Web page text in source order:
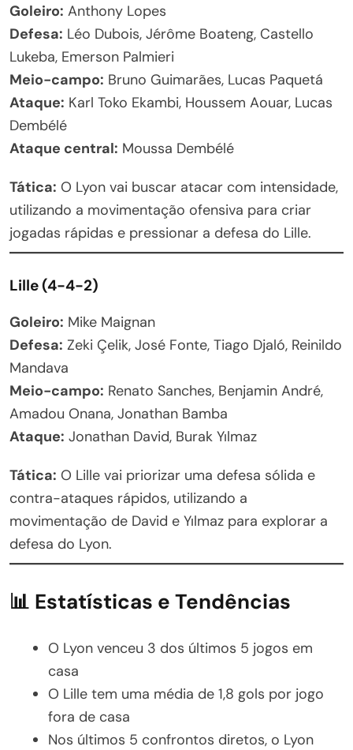
Goleiro: Anthony Lopes
Defesa: Léo Dubois, Jérôme Boateng, Castello
Lukeba, Emerson Palmieri
Meio-campo: Bruno Guimarães, Lucas Paquetá
Ataque: Karl Toko Ekambi, Houssem Aouar, Lucas
Dembélé
Ataque central: Moussa Dembélé
Tática: O Lyon vai buscar atacar com intensidade,
utilizando a movimentação ofensiva para criar
jogadas rápidas e pressionar a defesa do Lille.
Lille (4-4-2)
Goleiro: Mike Maignan
Defesa: Zeki Çelik, José Fonte, Tiago Djaló, Reinildo
Mandava
Meio-campo: Renato Sanches, Benjamin André,
Amadou Onana, Jonathan Bamba
Ataque: Jonathan David, Burak Yılmaz
Tática: O Lille vai priorizar uma defesa sólida e
contra-ataques rápidos, utilizando a
movimentação de David e Yılmaz para explorar a
defesa do Lyon.
📊 Estatísticas e Tendências
O Lyon venceu 3 dos últimos 5 jogos em
casa
O Lille tem uma média de 1,8 gols por jogo
fora de casa
Nos últimos 5 confrontos diretos, o Lyon